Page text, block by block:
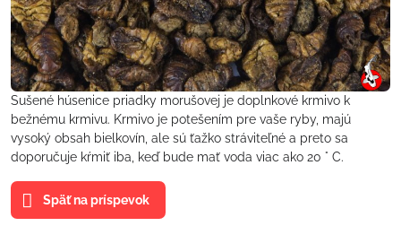
Sušené húsenice priadky morušovej je doplnkové krmivo k
bežnému krmivu. Krmivo je potešením pre vaše ryby, majú
vysoký obsah bielkovín, ale sú ťažko stráviteľné a preto sa
doporučuje kŕmiť iba, keď bude mať voda viac ako 20 ° C.
Späť na príspevok